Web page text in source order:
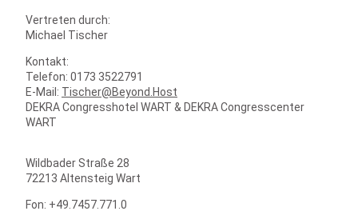
Vertreten durch:
Michael Tischer
Kontakt:
Telefon: 0173 3522791
E-Mail: Tischer@Beyond.Host
DEKRA Congresshotel WART & DEKRA Congresscenter
WART
Wildbader Straße 28
72213 Altensteig Wart
Fon: +49.7457.771.0